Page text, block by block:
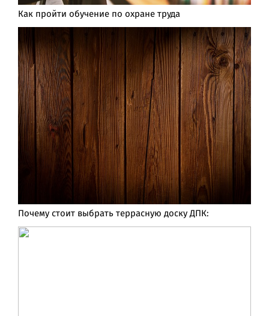
Как пройти обучение по охране труда
Почему стоит выбрать террасную доску ДПК: